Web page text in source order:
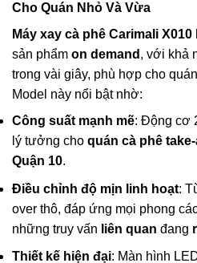
Cho Quán Nhỏ Và Vừa
Máy xay cà phê Carimali X010
sản phẩm on demand , với khả
trong vài giây, phù hợp cho
Model này nổi bật nhờ:
Công suất mạnh mẽ: Động cơ
lý tưởng cho quán cà phê
Quận 10.
Điều chỉnh độ mịn linh hoạt:
over thô, đáp ứng mọi phong
những truy vấn liên quan đang
Thiết kế hiện đại: Màn hình